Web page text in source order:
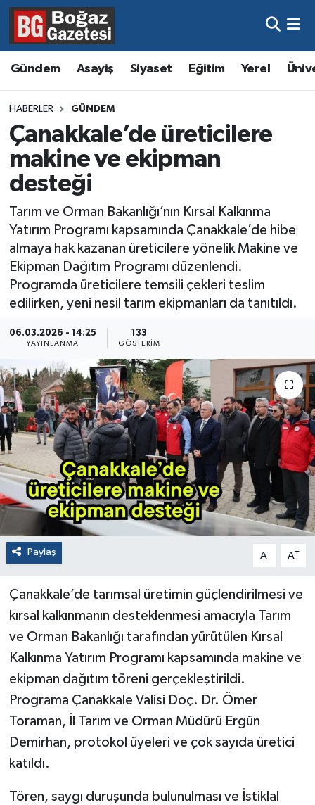
Gündem Asayiş Siyaset Eğitim Yerel
HABERLER GÜNDEM
Çanakkale’de üreticilere
makine ve ekipman
desteği
Tarım ve Orman Bakanlığı’nın Kırsal Kalkınma
Yatırım Programı kapsamında Çanakkale’de hibe
almaya hak kazanan üreticilere yönelik Makine ve
Ekipman Dağıtım Programı düzenlendi.
Programda üreticilere temsili çekleri teslim
edilirken, yeni nesil tarım ekipmanları da tanıtıldı.
06.03.2026 - 14:25
YAYINLANMA
133
GÖSTERIM
Paylaş A- A+
Çanakkale’de tarımsal üretimin güçlendirilmesi ve
kırsal kalkınmanın desteklenmesi amacıyla Tarım
ve Orman Bakanlığı tarafından yürütülen Kırsal
Kalkınma Yatırım Programı kapsamında makine ve
ekipman dağıtım töreni gerçekleştirildi.
Programa Çanakkale Valisi Doç. Dr. Ömer
Toraman, İl Tarım ve Orman Müdürü Ergün
Demirhan, protokol üyeleri ve çok sayıda üretici
katıldı.
Tören, saygı duruşunda bulunulması ve İstiklal
Asayiş
Eğitim
Ekonomi
Gündem
Kültür ve Sanat
Magazin
Resmi İlanlar
Sağlık
Hava Durumu
Trafik Durumu
Süper Lig Puan Durumu ve Fikstür
Tüm Manşetler
Son Dakika Haberleri
Haber Arşivi